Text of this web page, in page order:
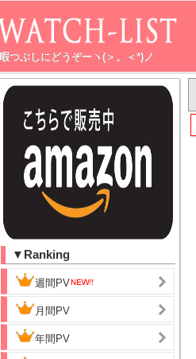
暇つぶしにどうぞーヽ(＞。＜*)ノ
▼Ranking
週間PV
月間PV
年間PV